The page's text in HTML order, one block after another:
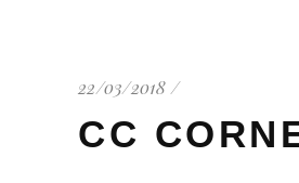
22/03/2018
CC